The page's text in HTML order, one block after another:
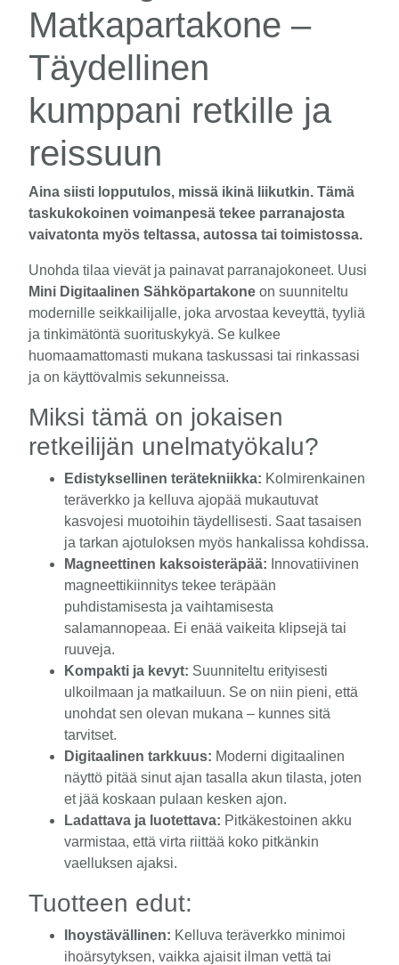
Matkapartakone –
Täydellinen
kumppani retkille ja
reissuun
Aina siisti lopputulos, missä ikinä liikutkin. Tämä
taskukokoinen voimanpesä tekee parranajosta
vaivatonta myös teltassa, autossa tai toimistossa.
Unohda tilaa vievät ja painavat parranajokoneet. Uusi
Mini Digitaalinen Sähköpartakone on suunniteltu
modernille seikkailijalle, joka arvostaa keveyttä, tyyliä
ja tinkimätöntä suorituskykyä. Se kulkee
huomaamattomasti mukana taskussasi tai rinkassasi
ja on käyttövalmis sekunneissa.
Miksi tämä on jokaisen
retkeilijän unelmatyökalu?
Edistyksellinen terätekniikka: Kolmirenkainen
teräverkko ja kelluva ajopää mukautuvat
kasvojesi muotoihin täydellisesti. Saat tasaisen
ja tarkan ajotuloksen myös hankalissa kohdissa.
Magneettinen kaksoisteräpää: Innovatiivinen
magneettikiinnitys tekee teräpään
puhdistamisesta ja vaihtamisesta
salamannopeaa. Ei enää vaikeita klipsejä tai
ruuveja.
Kompakti ja kevyt: Suunniteltu erityisesti
ulkoilmaan ja matkailuun. Se on niin pieni, että
unohdat sen olevan mukana – kunnes sitä
tarvitset.
Digitaalinen tarkkuus: Moderni digitaalinen
näyttö pitää sinut ajan tasalla akun tilasta, joten
et jää koskaan pulaan kesken ajon.
Ladattava ja luotettava: Pitkäkestoinen akku
varmistaa, että virta riittää koko pitkänkin
vaelluksen ajaksi.
Tuotteen edut:
Ihoystävällinen: Kelluva teräverkko minimoi
ihoärsytyksen, vaikka ajaisit ilman vettä tai